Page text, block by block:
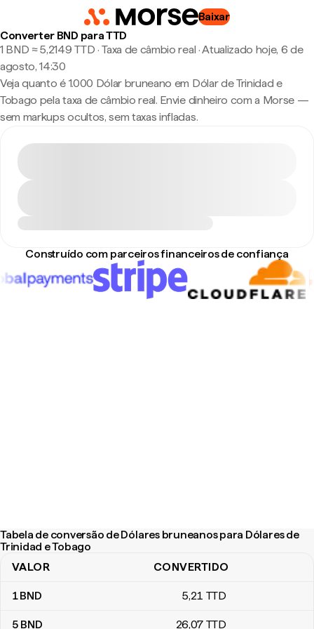
Baixar
Converter BND para TTD
1 BND ≈ 5,2149 TTD · Taxa de câmbio real ·Atualizado hoje, 6 de
agosto, 14:30
Veja quanto é 1.000 Dólar bruneano em Dólar de Trinidad e
Tobago pela taxa de câmbio real. Envie dinheiro com a Morse —
sem markups ocultos, sem taxas infladas.
Construído com parceiros financeiros de confiança
Tabela de conversão de Dólares bruneanos para Dólares de
Trinidad e Tobago
Tabela de conversão de Dólares bruneanos para Dólares de
VALOR CONVERTIDO
1BND 5,21 TTD
5 BND 26,07 TTD